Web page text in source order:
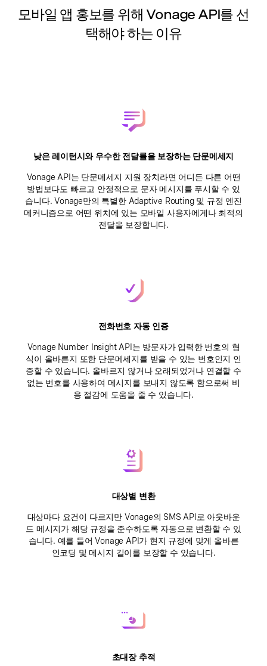
모바일 앱 홍보를 위해 Vonage API를 선
택해야 하는 이유
낮은 레이턴시와 우수한 전달률을 보장하는 단문메세지
Vonage API는 단문메세지 지원 장치라면 어디든 다른 어떤
방법보다도 빠르고 안정적으로 문자 메시지를 푸시할 수 있
습니다. Vonage만의 특별한 Adaptive Routing 및 규정 엔진
메커니즘으로 어떤 위치에 있는 모바일 사용자에게나 최적의
전달을 보장합니다.
전화번호 자동 인증
Vonage Number Insight API는 방문자가 입력한 번호의 형
식이 올바른지 또한 단문메세지를 받을 수 있는 번호인지 인
증할 수 있습니다. 올바르지 않거나 오래되었거나 연결할 수
없는 번호를 사용하여 메시지를 보내지 않도록 함으로써 비
용 절감에 도움을 줄 수 있습니다.
대상별 변환
대상마다 요건이 다르지만 Vonage의 SMS API로 아웃바운
드 메시지가 해당 규정을 준수하도록 자동으로 변환할 수 있
습니다. 예를 들어 Vonage API가 현지 규정에 맞게 올바른
인코딩 및 메시지 길이를 보장할 수 있습니다.
초대장 추적